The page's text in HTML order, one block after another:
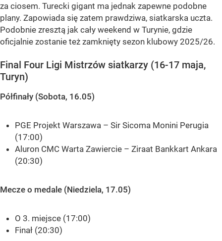
za ciosem. Turecki gigant ma jednak zapewne podobne
plany. Zapowiada się zatem prawdziwa, siatkarska uczta.
Podobnie zresztą jak cały weekend w Turynie, gdzie
oficjalnie zostanie też zamknięty sezon klubowy 2025/26.
Final Four Ligi Mistrzów siatkarzy (16-17 maja,
Turyn)
Półfinały (Sobota, 16.05)
PGE Projekt Warszawa – Sir Sicoma Monini Perugia
(17:00)
Aluron CMC Warta Zawiercie – Ziraat Bankkart Ankara
(20:30)
Mecze o medale (Niedziela, 17.05)
O 3. miejsce (17:00)
Finał (20:30)